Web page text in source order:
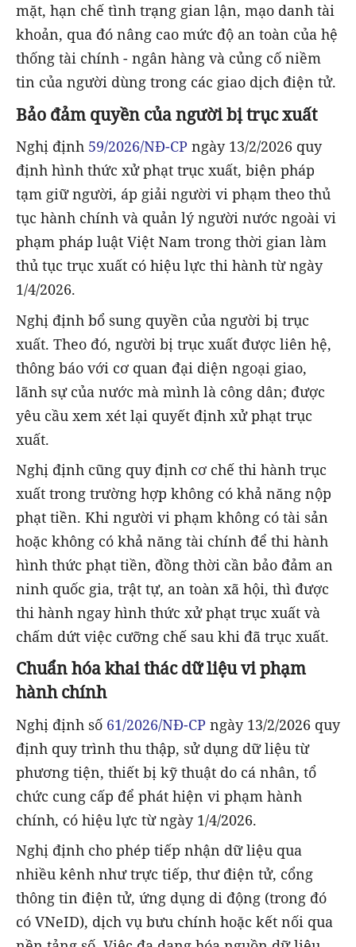
mặt, hạn chế tình trạng gian lận, mạo danh tài
khoản, qua đó nâng cao mức độ an toàn của hệ
thống tài chính - ngân hàng và củng cố niềm
tin của người dùng trong các giao dịch điện tử.
Bảo đảm quyền của người bị trục xuất
Nghị định 59/2026/NĐ-CP ngày 13/2/2026 quy
định hình thức xử phạt trục xuất, biện pháp
tạm giữ người, áp giải người vi phạm theo thủ
tục hành chính và quản lý người nước ngoài vi
phạm pháp luật Việt Nam trong thời gian làm
thủ tục trục xuất có hiệu lực thi hành từ ngày
1/4/2026.
Nghị định bổ sung quyền của người bị trục
xuất. Theo đó, người bị trục xuất được liên hệ,
thông báo với cơ quan đại diện ngoại giao,
lãnh sự của nước mà mình là công dân; được
yêu cầu xem xét lại quyết định xử phạt trục
xuất.
Nghị định cũng quy định cơ chế thi hành trục
xuất trong trường hợp không có khả năng nộp
phạt tiền. Khi người vi phạm không có tài sản
hoặc không có khả năng tài chính để thi hành
hình thức phạt tiền, đồng thời cần bảo đảm an
ninh quốc gia, trật tự, an toàn xã hội, thì được
thi hành ngay hình thức xử phạt trục xuất và
chấm dứt việc cưỡng chế sau khi đã trục xuất.
Chuẩn hóa khai thác dữ liệu vi phạm
hành chính
Nghị định số 61/2026/NĐ-CP ngày 13/2/2026 quy
định quy trình thu thập, sử dụng dữ liệu từ
phương tiện, thiết bị kỹ thuật do cá nhân, tổ
chức cung cấp để phát hiện vi phạm hành
chính, có hiệu lực từ ngày 1/4/2026.
Nghị định cho phép tiếp nhận dữ liệu qua
nhiều kênh như trực tiếp, thư điện tử, cổng
thông tin điện tử, ứng dụng di động (trong đó
có VNeID), dịch vụ bưu chính hoặc kết nối qua